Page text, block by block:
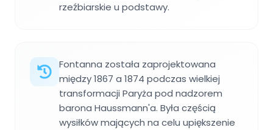
rzeźbiarskie u podstawy.
Fontanna została zaprojektowana
między 1867 a 1874 podczas wielkiej
transformacji Paryża pod nadzorem
barona Haussmann'a. Była częścią
wysiłków mających na celu upiększenie